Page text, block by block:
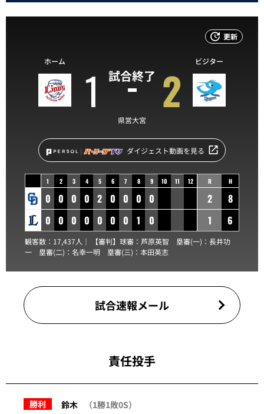
更新
試合終了
ホーム
1 2
ビジター
県営大宮
ダイジェスト動画を見る
1 2 3 4 5 6 7 8 9 10 11 12
0 0 0 0 2 0 0 0 0
0 0 0 0 0 0 0 1 0
R H
2
8
1
6
観客数：17,437人｜ 【審判】球審： 芦原英智 塁審(一)： 長井功
一 塁審(二)： 名幸一明 塁審(三)： 本田英志
試合速報メール
責任投手
勝利 鈴木
（1勝1敗0S）